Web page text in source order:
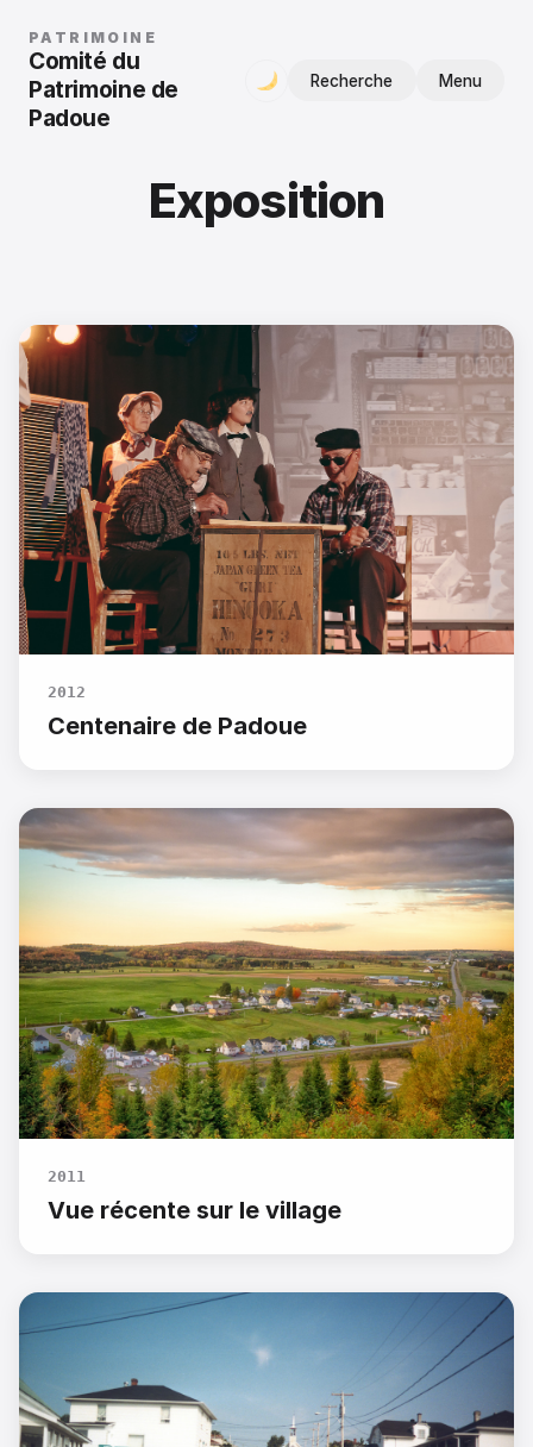
PATRIMOINE
Comité du
Patrimoine de
Padoue
Recherche Menu
Exposition
2012
Centenaire de Padoue
2011
Vue récente sur le village